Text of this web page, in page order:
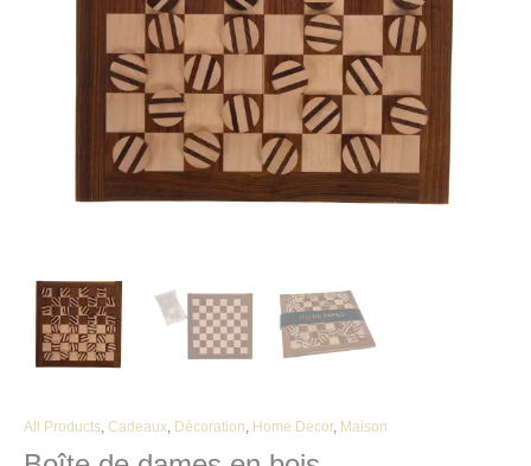
All Products, Cadeaux, Décoration, Home Decor, Maison